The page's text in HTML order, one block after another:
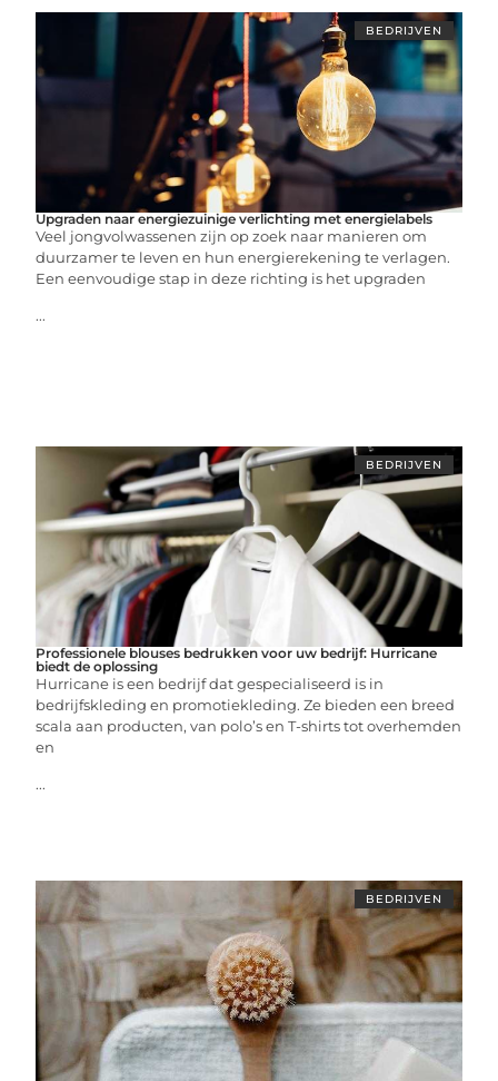
BEDRIJVEN
Upgraden naar energiezuinige verlichting met energielabels
Veel jongvolwassenen zijn op zoek naar manieren om
duurzamer te leven en hun energierekening te verlagen.
Een eenvoudige stap in deze richting is het upgraden
...
BEDRIJVEN
Professionele blouses bedrukken voor uw bedrijf: Hurricane
biedt de oplossing
Hurricane is een bedrijf dat gespecialiseerd is in
bedrijfskleding en promotiekleding. Ze bieden een breed
scala aan producten, van polo’s en T-shirts tot overhemden
en
...
BEDRIJVEN